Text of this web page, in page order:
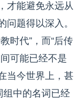
才能避免永远从
问题得以深入。
时代”，而“后传
可能已经不是
当今世界上，甚
组中的名词已经